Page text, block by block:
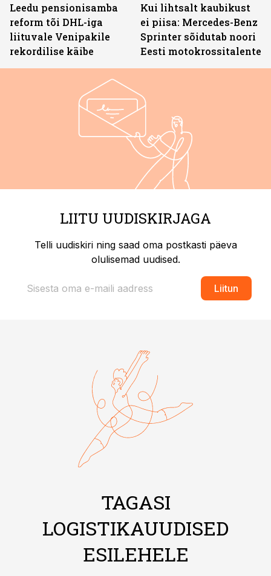
Leedu pensionisamba
reform tõi DHL-iga
liituvale Venipakile
rekordilise käibe
Kui lihtsalt kaubikust
ei piisa: Mercedes-Benz
Sprinter sõidutab noori
Eesti motokrossitalente
LIITU UUDISKIRJAGA
Telli uudiskiri ning saad oma postkasti päeva
olulisemad uudised.
Liitun
TAGASI
LOGISTIKAUUDISED
ESILEHELE